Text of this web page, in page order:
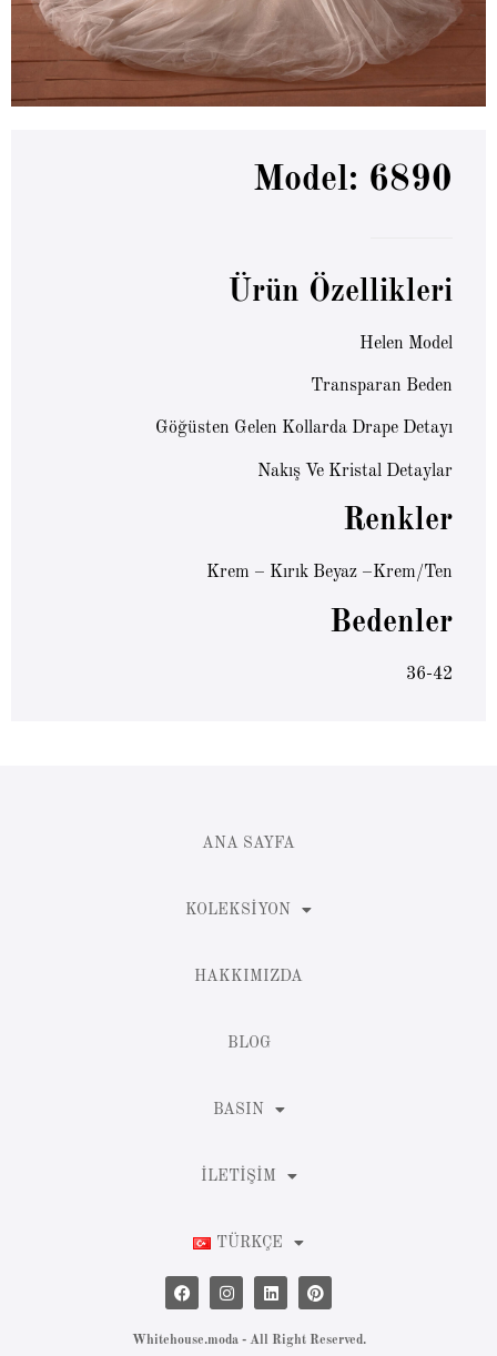
Model: 6890
Ürün Özellikleri
Helen Model
Transparan Beden
Göğüsten Gelen Kollarda Drape Detayı
Nakış Ve Kristal Detaylar
Renkler
Krem – Kırık Beyaz –Krem/Ten
Bedenler
36-42
ANA SAYFA
KOLEKSIYON
HAKKIMIZDA
BLOG
BASIN
İLETIŞIM
TÜRKÇE
Whitehouse.moda - All Right Reserved.